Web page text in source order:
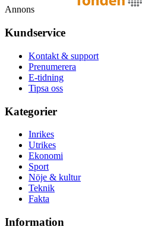
Annons
Kundservice
Kontakt & support
Prenumerera
E-tidning
Tipsa oss
Kategorier
Inrikes
Utrikes
Ekonomi
Sport
Nöje & kultur
Teknik
Fakta
Information